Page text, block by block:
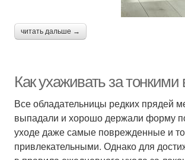
читать дальше →
Как ухаживать за
Все обладательницы редких прядей
выпадали и хорошо держали форму
уходе даже самые поврежденные и
привлекательными. Однако для